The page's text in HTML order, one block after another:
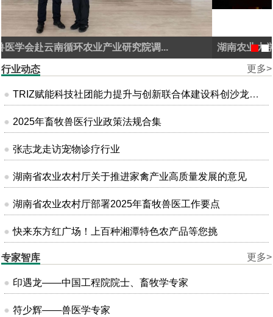
湖南农业大学兽医学创新平台通过农业农村部兽药...
更多>
行业动态
TRIZ赋能科技社团能力提升与创新联合体建设科创沙龙在昆明成功举办
2025年畜牧兽医行业政策法规合集
张志龙走访宠物诊疗行业
湖南省农业农村厅关于推进家禽产业高质量发展的意见
湖南省农业农村厅部署2025年畜牧兽医工作要点
快来东方红广场！上百种湘潭特色农产品等您挑
更多>
专家智库
印遇龙——中国工程院院士、畜牧学专家
符少辉——兽医学专家